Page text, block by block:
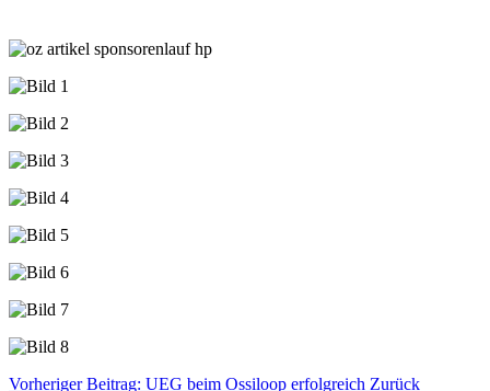
Vorheriger Beitrag: UEG beim Ossiloop erfolgreich Zurück